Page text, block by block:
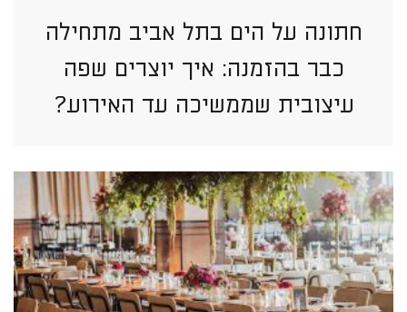
חתונה על הים בתל אביב מתחילה
כבר בהזמנה: איך יוצרים שפה
עיצובית שממשיכה עד האירוע?